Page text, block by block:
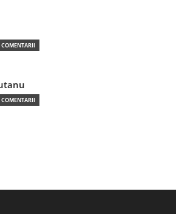
COMENTARII
COMENTARII